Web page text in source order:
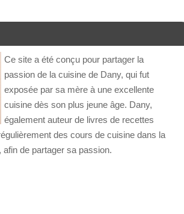
Ce site a été conçu pour partager la
passion de la cuisine de Dany, qui fut
exposée par sa mère à une excellente
cuisine dès son plus jeune âge. Dany,
également auteur de livres de recettes
des cours de cuisine dans la
afin de partager sa passion.